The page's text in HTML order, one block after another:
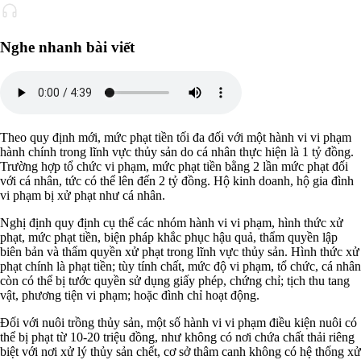
Nghe nhanh bài viết
Theo quy định mới, mức phạt tiền tối đa đối với một hành vi vi phạm
hành chính trong lĩnh vực thủy sản do cá nhân thực hiện là 1 tỷ đồng.
Trường hợp tổ chức vi phạm, mức phạt tiền bằng 2 lần mức phạt đối
với cá nhân, tức có thể lên đến 2 tỷ đồng. Hộ kinh doanh, hộ gia đình
vi phạm bị xử phạt như cá nhân.
Nghị định quy định cụ thể các nhóm hành vi vi phạm, hình thức xử
phạt, mức phạt tiền, biện pháp khắc phục hậu quả, thẩm quyền lập
biên bản và thẩm quyền xử phạt trong lĩnh vực thủy sản. Hình thức xử
phạt chính là phạt tiền; tùy tính chất, mức độ vi phạm, tổ chức, cá nhân
còn có thể bị tước quyền sử dụng giấy phép, chứng chỉ; tịch thu tang
vật, phương tiện vi phạm; hoặc đình chỉ hoạt động.
Đối với nuôi trồng thủy sản, một số hành vi vi phạm điều kiện nuôi có
thể bị phạt từ 10-20 triệu đồng, như không có nơi chứa chất thải riêng
biệt với nơi xử lý thủy sản chết, cơ sở thâm canh không có hệ thống xử